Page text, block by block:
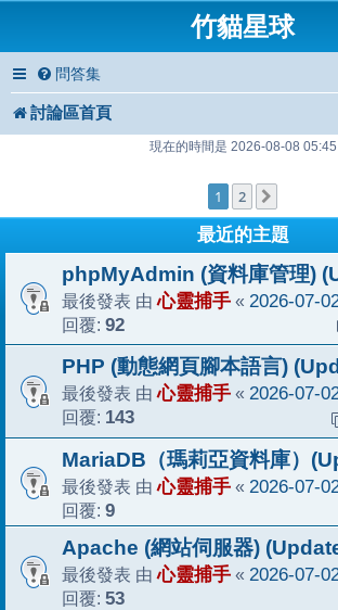
竹貓星球
問答集
討論區首頁
現在的時間是 2026-08-08 05:45
1 2
最近的主題
phpMyAdmin (資料庫管理)
最後發表 由心靈捕手 « 2026-07-
回覆: 92
PHP (動態網頁腳本語言)
最後發表 由心靈捕手 « 2026-07-
回覆: 143
MariaDB（瑪莉亞資料庫）
最後發表 由心靈捕手 « 2026-07-
回覆: 9
Apache (網站伺服器)
最後發表 由心靈捕手 « 2026-07-
回覆: 53